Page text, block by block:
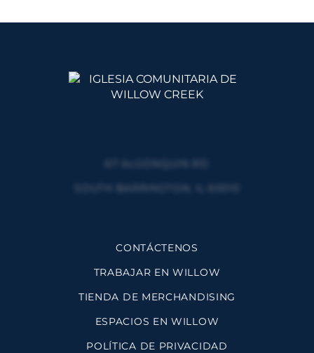
CONTÁCTENOS
TRABAJAR EN WILLOW
TIENDA DE MERCHANDISING
ESPACIOS EN WILLOW
POLÍTICA DE PRIVACIDAD